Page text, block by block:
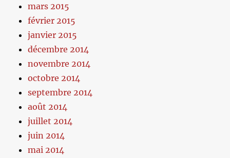
mars 2015
février 2015
janvier 2015
décembre 2014
novembre 2014
octobre 2014
septembre 2014
août 2014
juillet 2014
juin 2014
mai 2014